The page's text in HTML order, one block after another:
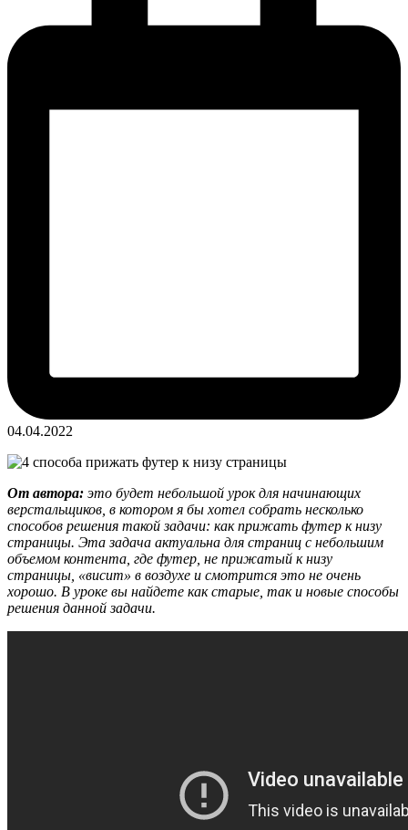
04.04.2022
От автора: это будет небольшой урок для начинающих
верстальщиков, в котором я бы хотел собрать несколько
способов решения такой задачи: как прижать футер к низу
страницы. Эта задача актуальна для страниц с небольшим
объемом контента, где футер, не прижатый к низу
страницы, «висит» в воздухе и смотрится это не очень
хорошо. В уроке вы найдете как старые, так и новые способы
решения данной задачи.